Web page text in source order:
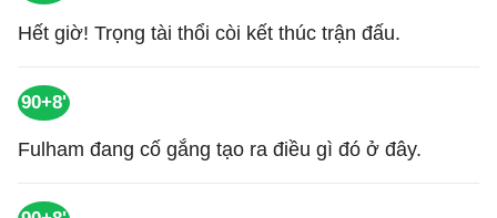
Hết giờ! Trọng tài thổi còi kết thúc trận đấu.
90+8'
Fulham đang cố gắng tạo ra điều gì đó ở đây.